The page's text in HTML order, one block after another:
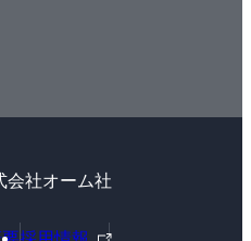
会社オーム社
外